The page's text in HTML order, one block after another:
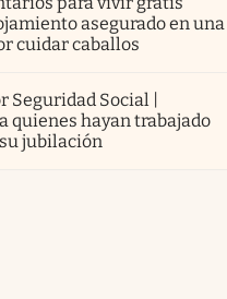
asegurado en una
cuidar caballos
Seguridad Social |
quienes hayan trabajado
jubilación